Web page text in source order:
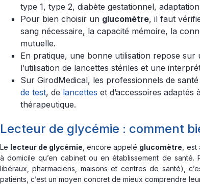
type 1, type 2, diabète gestationnel,
Pour bien choisir un glucomètre, il faut
sang nécessaire, la capacité mémoire, la
mutuelle.
En pratique, une bonne utilisation repose
l’utilisation de lancettes stériles et une
Sur GirodMedical, les professionnels de
de test, de lancettes et d’accessoires
thérapeutique.
Lecteur de glycémie : comment
Le lecteur de glycémie , encore appelé glucomètre ,
à domicile qu’en cabinet ou en établissement de
libéraux, pharmaciens, maisons et centres de santé),
patients, c’est un moyen concret de mieux comprendre